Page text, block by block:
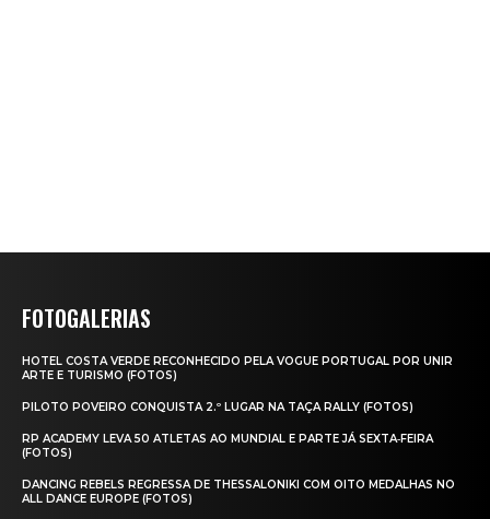
FOTOGALERIAS
HOTEL COSTA VERDE RECONHECIDO PELA VOGUE PORTUGAL POR UNIR
ARTE E TURISMO (FOTOS)
PILOTO POVEIRO CONQUISTA 2.º LUGAR NA TAÇA RALLY (FOTOS)
RP ACADEMY LEVA 50 ATLETAS AO MUNDIAL E PARTE JÁ SEXTA‑FEIRA
(FOTOS)
DANCING REBELS REGRESSA DE THESSALONIKI COM OITO MEDALHAS NO
ALL DANCE EUROPE (FOTOS)